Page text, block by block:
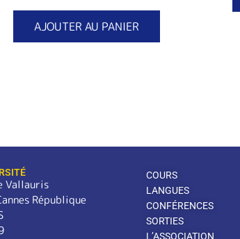
AJOUTER AU PANIER
Vallauris
République
COURS
LANGUES
CONFÉRENCES
SORTIES
L’ASSOCIATION